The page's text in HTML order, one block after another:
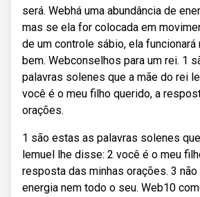
será. Webhá uma abundância de
mas se ela for colocada em
de um controle sábio, ela
bem. Webconselhos para um rei. 1
palavras solenes que a mãe do rei
você é o meu filho querido, a
orações.
1 são estas as palavras solenes
lemuel lhe disse: 2 você é o meu
resposta das minhas orações. 3
energia nem todo o seu. Web10